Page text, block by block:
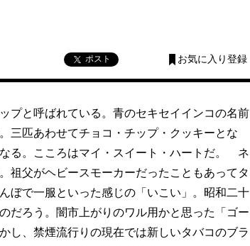
ポスト お気に入り登録
プと呼ばれている。青のセキセイインコの名前
三匹あわせてチョコ・チップ・クッキーとな
る。こころはマイ・スイート・ハートだ。 ネ
祖父がヘビースモーカーだったこともあってタ
ぼで一服といった感じの「いこい」。昭和二十
だろう。闇市上がりのワル用かと思った「ゴー
し、禁煙流行りの現在では新しいタバコのブラ